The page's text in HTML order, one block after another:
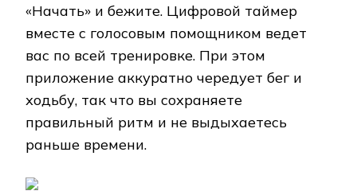
«Начать» и бежите. Цифровой таймер
вместе с голосовым помощником ведет
вас по всей тренировке. При этом
приложение аккуратно чередует бег и
ходьбу, так что вы сохраняете
правильный ритм и не выдыхаетесь
раньше времени.